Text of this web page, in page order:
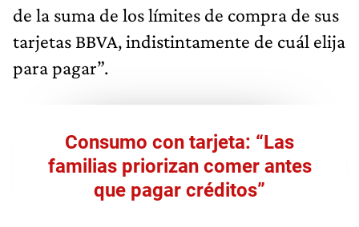
de la suma de los límites de compra de sus
tarjetas BBVA, indistintamente de cuál elija
para pagar”.
Consumo con tarjeta: “Las
familias priorizan comer antes
que pagar créditos”